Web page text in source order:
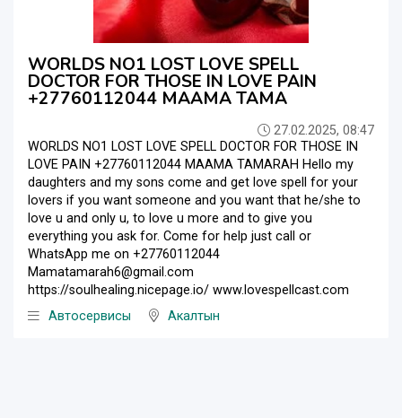
WORLDS NO1 LOST LOVE SPELL
DOCTOR FOR THOSE IN LOVE PAIN
+27760112044 MAAMA TAMA
27.02.2025, 08:47
WORLDS NO1 LOST LOVE SPELL DOCTOR FOR THOSE IN
LOVE PAIN +27760112044 MAAMA TAMARAH Hello my
daughters and my sons come and get love spell for your
lovers if you want someone and you want that he/she to
love u and only u, to love u more and to give you
everything you ask for. Come for help just call or
WhatsApp me on +27760112044
Mamatamarah6@gmail.com
https://soulhealing.nicepage.io/ www.lovespellcast.com
Автосервисы
Акалтын